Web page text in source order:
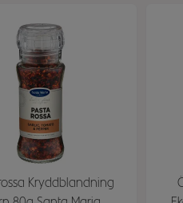
Kryddblandning